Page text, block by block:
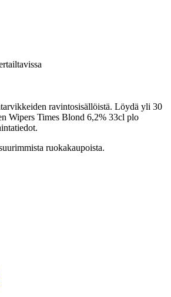
ravintosisällöistä. Löydä yli 30
Wipers Times Blond 6,2% 33cl plo
ruokakaupoista.